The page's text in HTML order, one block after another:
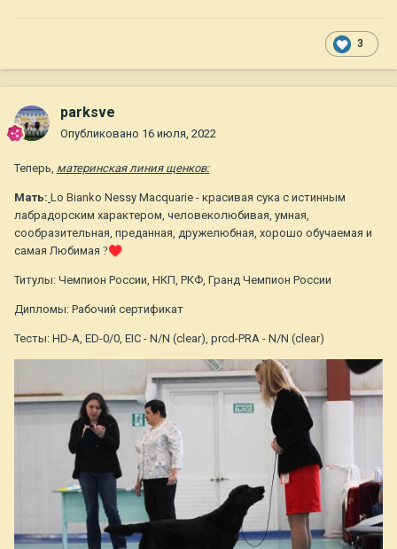
3
parksve
Опубликовано 16 июля, 2022
Теперь, материнская линия щенков:
Мать: Lo Bianko Nessy Macquarie - красивая сука с истинным
лабрадорским характером, человеколюбивая, умная,
сообразительная, преданная, дружелюбная, хорошо обучаемая и
самая Любимая ?♥️
Титулы: Чемпион России, НКП, РКФ, Гранд Чемпион России
Дипломы: Рабочий сертификат
Тесты: HD-A, ED-0/0, EIC - N/N (clear), prcd-PRA - N/N (clear)